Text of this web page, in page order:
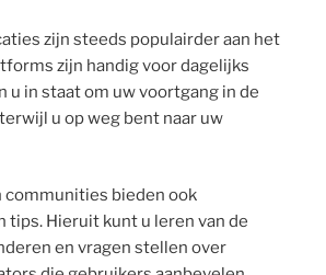
zijn steeds populairder aan het
zijn handig voor dagelijks
u in staat om uw voortgang in de
u op weg bent naar uw
communities bieden ook
tips. Hieruit kunt u leren van de
en vragen stellen over